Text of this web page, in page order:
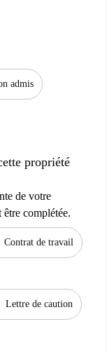
admis
propriété
de votre
complétée.
Contrat de travail
Lettre de caution